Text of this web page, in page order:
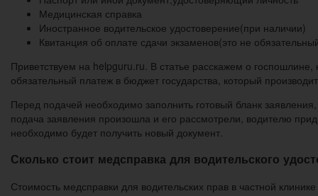
Медицинская справка
Иностранное водительское удостоверение(при наличии)
Квитанция об оплате сдачи экзаменов(это не
Приветствуем на helpguru.ru. В статье расскажем о
обязательный платеж в бюджет государства, который
Перед подачей необходимо заполнить готовый бланк
подача заявления произошла и его рассмотрели, водителю
необходимо будет получить новый документ.
Сколько стоит медсправка для водительского
Стоимость медсправки для водительских прав в частной